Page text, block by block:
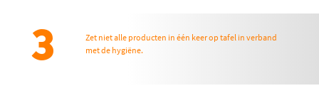
3
Zet niet alle producten in één keer op tafel in verband
met de hygiëne.